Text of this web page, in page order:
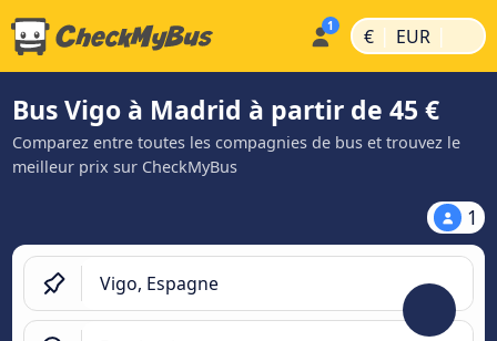
€ | EUR |
Bus Vigo à Madrid à partir de 45 €
Comparez entre toutes les compagnies de bus et trouvez le
meilleur prix sur CheckMyBus
1